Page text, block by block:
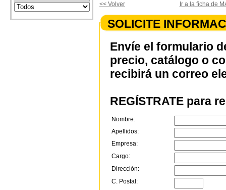
<< Volver Ir a la ficha de
SOLICITE
Envíe el formulario
precio, catálogo o
recibirá un correo
REGÍSTRATE para
Nombre:
Apellidos:
Empresa:
Cargo:
Dirección:
C. Postal: